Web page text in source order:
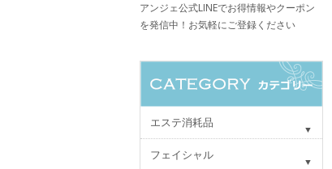
アンジェ公式LINEでお得情報やクーポン
を発信中！お気軽にご登録ください
エステ消耗品
フェイシャル